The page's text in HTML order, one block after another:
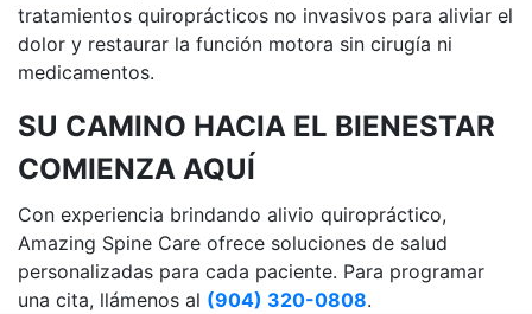
tratamientos quiroprácticos no invasivos para aliviar el
dolor y restaurar la función motora sin cirugía ni
medicamentos.
SU CAMINO HACIA EL BIENESTAR
COMIENZA AQUÍ
Con experiencia brindando alivio quiropráctico,
Amazing Spine Care ofrece soluciones de salud
personalizadas para cada paciente. Para programar
una cita, llámenos al (904) 320-0808.